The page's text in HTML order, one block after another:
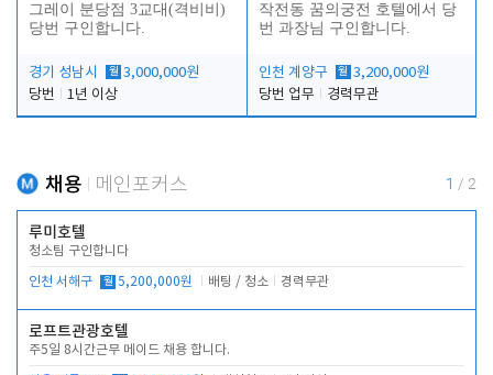
그레이 분당점 3교대(격비비)
당번 구인합니다.
경기 성남시 월 3,000,000원
당번
1년 이상
작전동 꿈의궁전 호텔에서 당
번 과장님 구인합니다.
인천 계양구 월 3,200,000원
당번 업무
경력무관
채용 메인포커스 1 / 2
루미호텔
청소팀 구인합니다
인천 서해구 월 5,200,000원 배팅 / 청소 경력무관
로프트관광호텔
주5일 8시간근무 메이드 채용 합니다.